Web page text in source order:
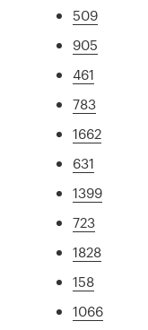
509
905
461
783
1662
631
1399
723
1828
158
1066